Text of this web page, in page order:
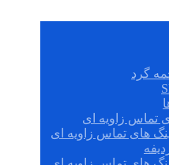
گرد
تماس زاویه ای
های تماس زاویه ای